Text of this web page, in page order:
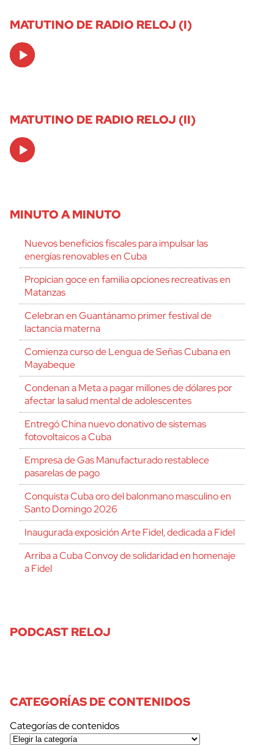
MATUTINO DE RADIO RELOJ (I)
Audio
Player
MATUTINO DE RADIO RELOJ (II)
Audio
Player
MINUTO A MINUTO
Nuevos beneficios fiscales para impulsar las
energías renovables en Cuba
Propician goce en familia opciones recreativas en
Matanzas
Celebran en Guantánamo primer festival de
lactancia materna
Comienza curso de Lengua de Señas Cubana en
Mayabeque
Condenan a Meta a pagar millones de dólares por
afectar la salud mental de adolescentes
Entregó China nuevo donativo de sistemas
fotovoltaicos a Cuba
Empresa de Gas Manufacturado restablece
pasarelas de pago
Conquista Cuba oro del balonmano masculino en
Santo Domingo 2026
Inaugurada exposición Arte Fidel, dedicada a Fidel
Arriba a Cuba Convoy de solidaridad en homenaje
a Fidel
PODCAST RELOJ
CATEGORÍAS DE CONTENIDOS
Categorías de contenidos